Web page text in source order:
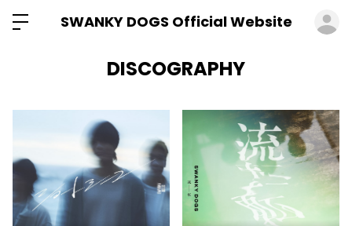
SWANKY DOGS Official Website
DISCOGRAPHY